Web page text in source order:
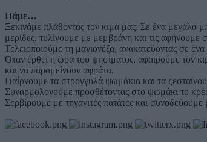
Πάμε…
Ξεκινάμε πλάθοντας τον κιμά μας: Σε ένα μεγάλο
μερίδες, τυλίγουμε με μεμβράνη και τις αφήνουμε
Τελειοποιούμε τη μαγιονέζα, ανακατεύοντας σε
Όταν έρθει η ώρα του ψησίματος, αφαιρούμε τον
και να παραμείνουν αφράτα.
Παίρνουμε τα στρογγυλά ψωμάκια και τα
Συναρμολογούμε προσθέτοντας στο ψωμάκι το
Σερβίρουμε με τηγανιτές πατάτες και